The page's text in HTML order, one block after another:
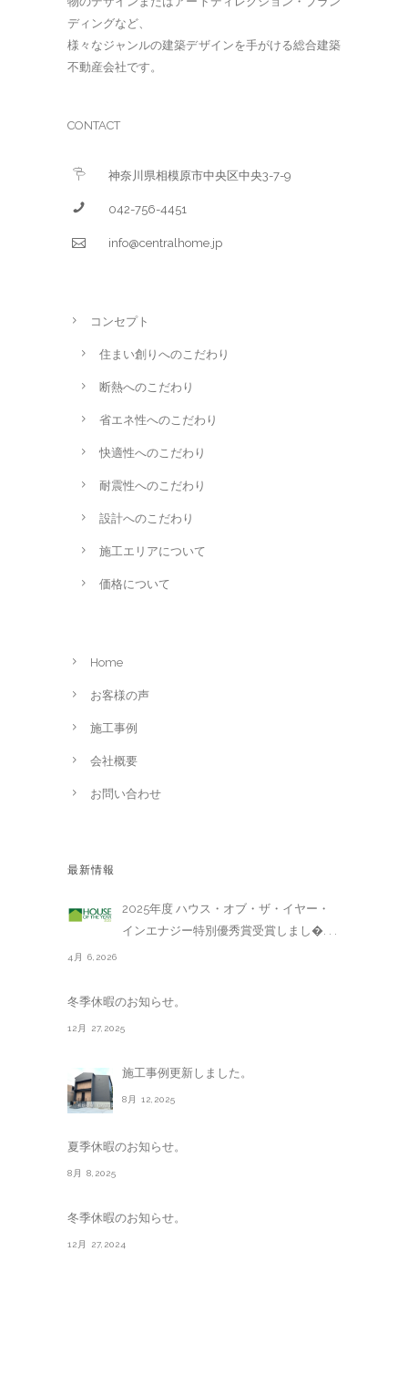
ディングなど、
様々なジャンルの建築デザインを手がける総合建築
不動産会社です。
CONTACT
神奈川県相模原市中央区中央3-7-9
042-756-4451
info@centralhome.jp
コンセプト
住まい創りへのこだわり
断熱へのこだわり
省エネ性へのこだわり
快適性へのこだわり
耐震性へのこだわり
設計へのこだわり
施工エリアについて
価格について
Home
お客様の声
施工事例
会社概要
お問い合わせ
最新情報
2025年度 ハウス・オブ・ザ・イヤー・
インエナジー特別優秀賞受賞しまし�. . .
4月 6,2026
冬季休暇のお知らせ。
12月 27,2025
施工事例更新しました。
8月 12,2025
夏季休暇のお知らせ。
8月 8,2025
冬季休暇のお知らせ。
12月 27,2024